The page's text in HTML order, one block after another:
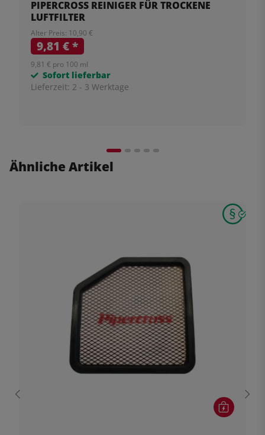
PIPERCROSS REINIGER FÜR TROCKENE
LUFTFILTER
Alter Preis: 10,90 €
9,81 €*
9,81 € pro 100 ml
Sofort lieferbar
Lieferzeit: 2 - 3 Werktage
Ähnliche Artikel